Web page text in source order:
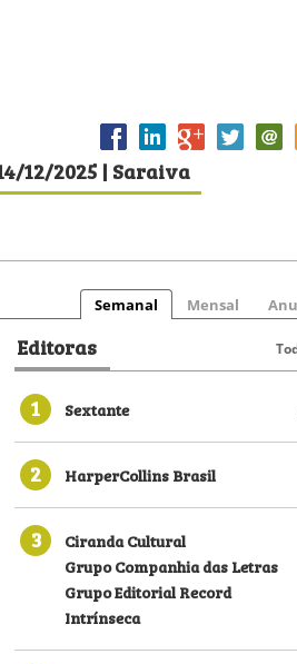
12/2025 | Saraiva
Semanal Mensal
Editoras
1 Sextante
2 HarperCollins Brasil
3
Ciranda Cultural
Grupo Companhia das Letras
Grupo Editorial Record
Intrínseca